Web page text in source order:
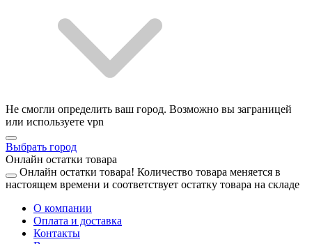
Не смогли определить ваш город. Возможно вы заграницей
или используете vpn
Выбрать город
Онлайн остатки товара
Онлайн остатки товара! Количество товара меняется в
настоящем времени и соответствует остатку товара на складе
О компании
Оплата и доставка
Контакты